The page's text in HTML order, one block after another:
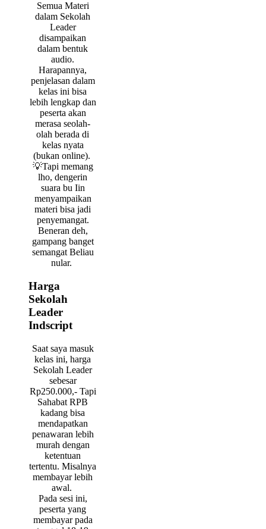
Semua Materi
dalam Sekolah
Leader
disampaikan
dalam bentuk
audio.
Harapannya,
penjelasan dalam
kelas ini bisa
lebih lengkap dan
peserta akan
merasa seolah-
olah berada di
kelas nyata
(bukan online).
💡Tapi memang
lho, dengerin
suara bu Iin
menyampaikan
materi bisa jadi
penyemangat.
Beneran deh,
gampang banget
semangat Beliau
nular.
Harga
Sekolah
Leader
Indscript
Saat saya masuk
kelas ini, harga
Sekolah Leader
sebesar
Rp250.000,- Tapi
Sahabat RPB
kadang bisa
mendapatkan
penawaran lebih
murah dengan
ketentuan
tertentu. Misalnya
membayar lebih
awal.
Pada sesi ini,
peserta yang
membayar pada